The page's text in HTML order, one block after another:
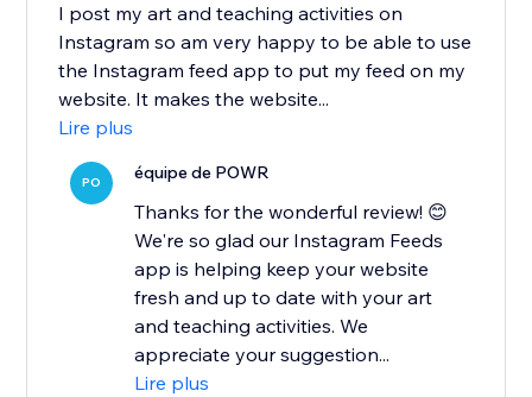
I post my art and teaching activities on
Instagram so am very happy to be able to use
the Instagram feed app to put my feed on my
website. It makes the website...
Lire plus
PO équipe de POWR
Thanks for the wonderful review! 😊
We're so glad our Instagram Feeds
app is helping keep your website
fresh and up to date with your art
and teaching activities. We
appreciate your suggestion...
Lire plus